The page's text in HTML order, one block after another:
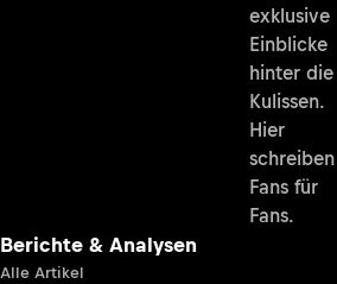
exklusive
Einblicke
hinter die
Kulissen.
Hier
schreiben
Fans für
Fans.
Berichte & Analysen
Alle Artikel